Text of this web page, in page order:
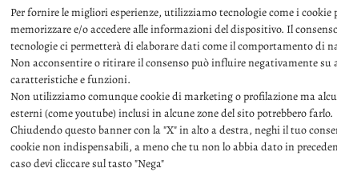
Per fornire le migliori esperienze, utilizziamo tecnologie come i cookie
memorizzare e/o accedere alle informazioni del dispositivo. Il
tecnologie ci permetterà di elaborare dati come il comportamento di
Non acconsentire o ritirare il consenso può influire negativamente su
caratteristiche e funzioni.
Non utilizziamo comunque cookie di marketing o profilazione ma
esterni (come youtube) inclusi in alcune zone del sito potrebbero farlo.
Chiudendo questo banner con la "X" in alto a destra, neghi il tuo
cookie non indispensabili, a meno che tu non lo abbia dato in
caso devi cliccare sul tasto "Nega"